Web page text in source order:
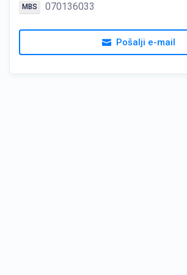
MBS 070136033
Pošalji e-mail